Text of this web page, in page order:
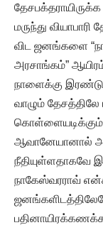
தேசபக்தராயிருக்க
மருந்து
விட ஜனங்களை
அரசாங்கம்” ஆயிரம்
நாளைக்கு
வாழும்
கொள்ளையடிக்கும்
ஆவானேயானால்
நீதியுள்ளதாகவே
நாகேஸ்வரராவ்